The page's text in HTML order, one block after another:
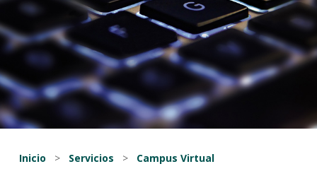
Inicio > Servicios > Campus Virtual